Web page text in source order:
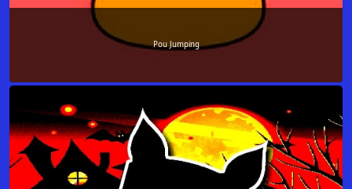
Pou Jumping